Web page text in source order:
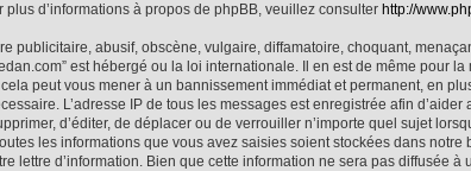
d’informations à propos de phpBB, veuillez consulter http://
publicitaire, abusif, obscène, vulgaire, diffamatoire, choquant,
est hébergé ou la loi internationale. Il en est de même pour
peut vous mener à un bannissement immédiat et permanent, en
L’adresse IP de tous les messages est enregistrée afin
d’éditer, de déplacer ou de verrouiller n’importe quel sujet
les informations que vous avez saisies soient stockées dans
lettre d’information. Bien que cette information ne sera pas diffusée à